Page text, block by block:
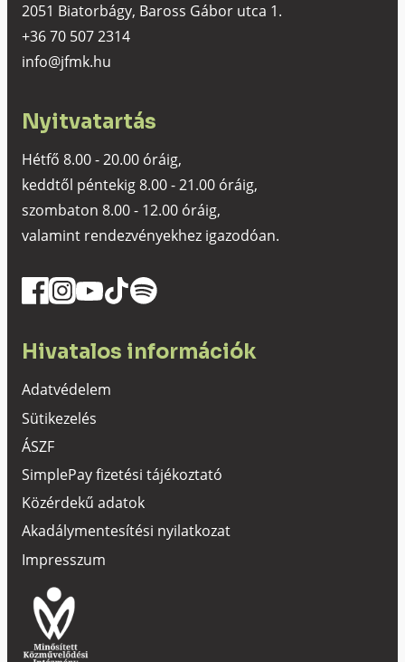
2051 Biatorbágy, Baross Gábor utca 1.
+36 70 507 2314
info@jfmk.hu
Nyitvatartás
Hétfő 8.00 - 20.00 óráig,
keddtől péntekig 8.00 - 21.00 óráig,
szombaton 8.00 - 12.00 óráig,
valamint rendezvényekhez igazodóan.
Hivatalos információk
Adatvédelem
Sütikezelés
ÁSZF
SimplePay fizetési tájékoztató
Közérdekű adatok
Akadálymentesítési nyilatkozat
Impresszum